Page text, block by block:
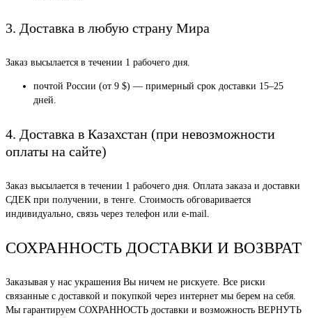
3. Доставка в любую страну Мира
Заказ высылается в течении 1 рабочего дня.
почтой России (от 9 $) — примерный срок доставки 15–25
дней.
4. Доставка в Казахстан (при невозможности
оплаты на сайте)
Заказ высылается в течении 1 рабочего дня. Оплата заказа и доставки
СДЕК при получении, в тенге. Стоимость обговаривается
индивидуально, связь через телефон или e-mail.
СОХРАННОСТЬ ДОСТАВКИ И ВОЗВРАТ
Заказывая у нас украшения Вы ничем не рискуете. Все риски
связанные с доставкой и покупкой через интернет мы берем на себя.
Мы гарантируем СОХРАННОСТЬ доставки и возможность ВЕРНУТЬ